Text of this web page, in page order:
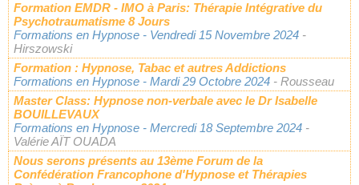
Formation EMDR - IMO à Paris: Thérapie Intégrative du
Psychotraumatisme 8 Jours
Formations en Hypnose - Vendredi 15 Novembre 2024 -
Hirszowski
Formation : Hypnose, Tabac et autres Addictions
Formations en Hypnose - Mardi 29 Octobre 2024 - Rousseau
Master Class: Hypnose non-verbale avec le Dr Isabelle
BOUILLEVAUX
Formations en Hypnose - Mercredi 18 Septembre 2024 -
Valérie AÏT OUADA
Nous serons présents au 13ème Forum de la
Confédération Francophone d'Hypnose et Thérapies